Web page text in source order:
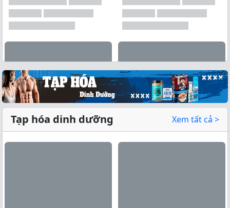
Xem tất cả →
Tạp hóa dinh dưỡng Xem tất cả >